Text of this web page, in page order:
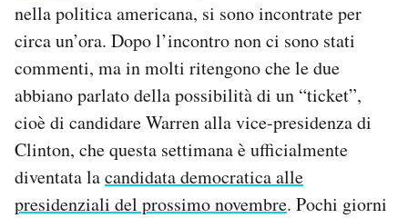
AREA PERSONALE
Area Personale
Newsletter
Notifiche mobile
Regala il Post
Hai bisogno di aiuto?
Esci
nella politica americana, si sono incontrate per
circa un’ora. Dopo l’incontro non ci sono stati
commenti, ma in molti ritengono che le due
abbiano parlato della possibilità di un “ticket”,
cioè di candidare Warren alla vice-presidenza di
Clinton, che questa settimana è ufficialmente
diventata lacandidata democratica alle
presidenziali del prossimo novembre. Pochi giorni